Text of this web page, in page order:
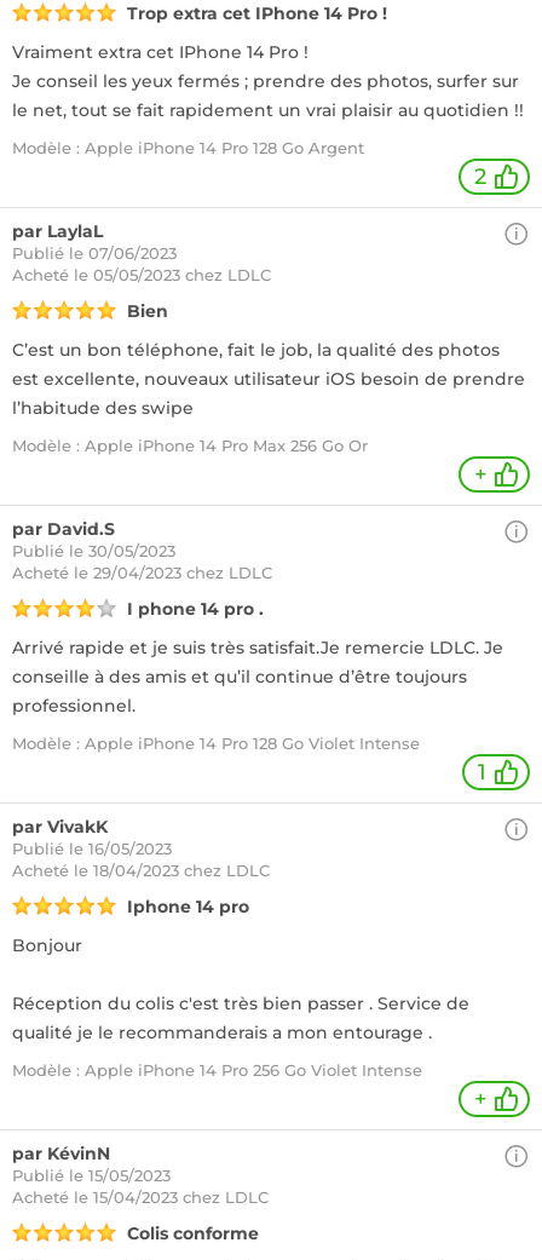
Trop extra cet IPhone 14 Pro !
Vraiment extra cet IPhone 14 Pro !
Je conseil les yeux fermés ; prendre des photos, surfer sur
le net, tout se fait rapidement un vrai plaisir au quotidien !!
Modèle : Apple iPhone 14 Pro 128 Go Argent
2
par LaylaL
Publié le 07/06/2023
Acheté le 05/05/2023 chez LDLC
Bien
C’est un bon téléphone, fait le job, la qualité des photos
est excellente, nouveaux utilisateur iOS besoin de prendre
l’habitude des swipe
Modèle : Apple iPhone 14 Pro Max 256 Go Or
+
par David.S
Publié le 30/05/2023
Acheté le 29/04/2023 chez LDLC
I phone 14 pro .
Arrivé rapide et je suis très satisfait.Je remercie LDLC. Je
conseille à des amis et qu’il continue d’être toujours
professionnel.
Modèle : Apple iPhone 14 Pro 128 Go Violet Intense
1
par VivakK
Publié le 16/05/2023
Acheté le 18/04/2023 chez LDLC
Iphone 14 pro
Bonjour
Réception du colis c'est très bien passer . Service de
qualité je le recommanderais a mon entourage .
Modèle : Apple iPhone 14 Pro 256 Go Violet Intense
+
par KévinN
Publié le 15/05/2023
Acheté le 15/04/2023 chez LDLC
Colis conforme